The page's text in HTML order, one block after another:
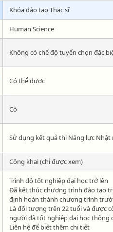
Khóa đào tạo Thạc sĩ
Human Science
Không có chế độ tuyển chọn đăc
Có thể được
Có
Sử dụng kết quả thi Năng lực Nhật
Công khai (chỉ được xem)
Trình độ tốt nghiệp đại học trở lên
Đã kết thúc chương trình đào tạo
định hoàn thành chương trình
Là đối tượng trên 22 tuổi và được
người đã tốt nghiệp đại học thông
Liên hệ để biết thêm chi tiết